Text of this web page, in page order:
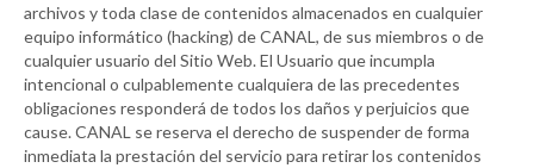
archivos y toda clase de contenidos almacenados en cualquier
equipo informático (hacking) deCANAL , de sus miembros o de
cualquier usuario del Sitio Web. El Usuario que incumpla
intencional o culpablemente cualquiera de las precedentes
obligaciones responderá de todos los daños y perjuicios que
cause.CANAL se reserva el derecho de suspender de forma
inmediata la prestación del servicio para retirar los contenidos